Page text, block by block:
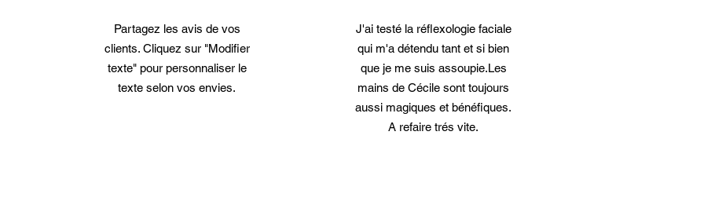
Partagez les avis de vos
clients. Cliquez sur "Modifier
texte" pour personnaliser le
texte selon vos envies.
J'ai testé la réflexologie faciale
qui m'a détendu tant et si bien
que je me suis assoupie.Les
mains de Cécile sont toujours
aussi magiques et bénéfiques.
A refaire trés vite.